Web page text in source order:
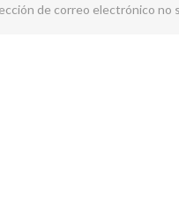
de correo electrónico no